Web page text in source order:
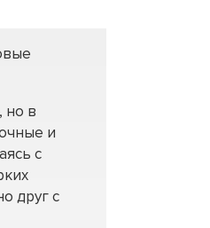
но в
и
с
друг с